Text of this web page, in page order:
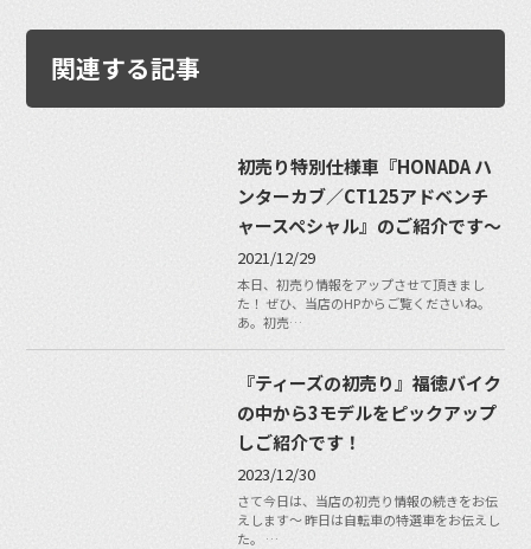
関連する記事
初売り特別仕様車『HONADA ハ
ンターカブ／CT125アドベンチ
ャースペシャル』のご紹介です〜
2021/12/29
本日、初売り情報をアップさせて頂きまし
た！ ぜひ、当店のHPからご覧くださいね。
あ。初売…
『ティーズの初売り』福徳バイク
の中から3モデルをピックアップ
しご紹介です！
2023/12/30
さて今日は、当店の初売り情報の続きをお伝
えします〜 昨日は自転車の特選車をお伝えし
た。 …